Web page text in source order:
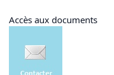
Accès aux documents